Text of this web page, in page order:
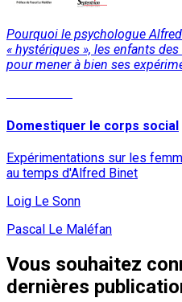
Pourquoi le psychologue
« hystériques », les enfants
pour mener à bien ses
Domestiquer le corps social
Expérimentations sur les
au temps d'Alfred Binet
Loig Le Sonn
Pascal Le Maléfan
Vous souhaitez
dernières